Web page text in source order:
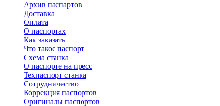
Архив паспартов
Доставка
Оплата
О паспортах
Как заказать
Что такое паспорт
Схема станка
О паспорте на пресс
Техпаспорт станка
Сотрудничество
Коррекция паспортов
Оригиналы паспортов